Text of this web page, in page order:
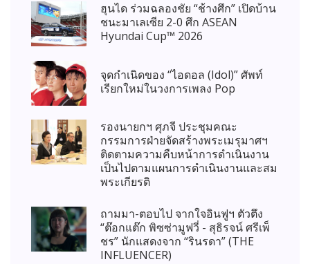
ฮุนได ร่วมฉลองชัย “ช้างศึก” เปิดบ้าน
ชนะมาเลเซีย 2-0 ศึก ASEAN
Hyundai Cup™ 2026
จุดกำเนิดของ “ไอดอล (Idol)” ศัพท์
เรียกใหม่ในวงการเพลง Pop
รองนายกฯ ศุภจี ประชุมคณะ
กรรมการฝ่ายจัดสร้างพระเมรุมาศฯ
ติดตามความคืบหน้าการดำเนินงาน
เป็นไปตามแผนการดำเนินงานและสม
พระเกียรติ
ถามมา-ตอบไป จากใจอินฟูฯ ตัวตึง
“ต๊อกแต๊ก พิซซ่ามูฟวี่ - สุธิรจน์ ศรีเพ็
ชร” นักแสดงจาก “รินรดา” (THE
INFLUENCER)